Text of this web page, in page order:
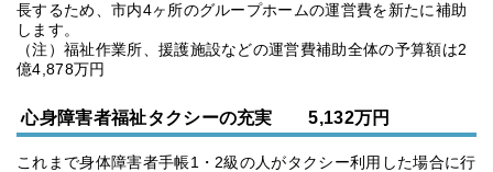
長するため、市内4ヶ所のグループホームの運営費を新たに補助
します。
（注）福祉作業所、援護施設などの運営費補助全体の予算額は2
億4,878万円
心身障害者福祉タクシーの充実 5,132万円
これまで身体障害者手帳1・2級の人がタクシー利用した場合に行